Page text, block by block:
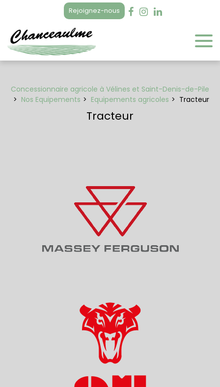
Rejoignez-nous
Concessionnaire agricole à Vélines et Saint-Denis-de-Pile
Nos Equipements
Equipements agricoles Tracteur
Tracteur
Panneau de gestion des cookies